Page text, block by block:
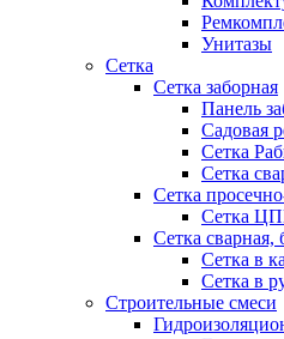
Унитазы
Сетка
Сетка заборная
Панель
Садовая
Сетка
Сетка
Сетка
Сетка
Сетка сварная,
Сетка в
Сетка в
Строительные смеси